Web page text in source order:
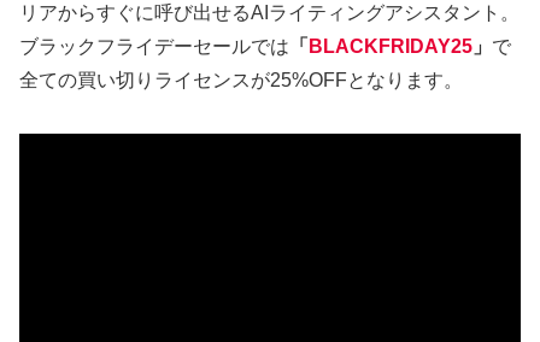
リアからすぐに呼び出せるAIライティングアシスタント。
ブラックフライデーセールでは 「 BLACKFRIDAY25 」 で
全ての買い切りライセンスが25%OFFとなります。